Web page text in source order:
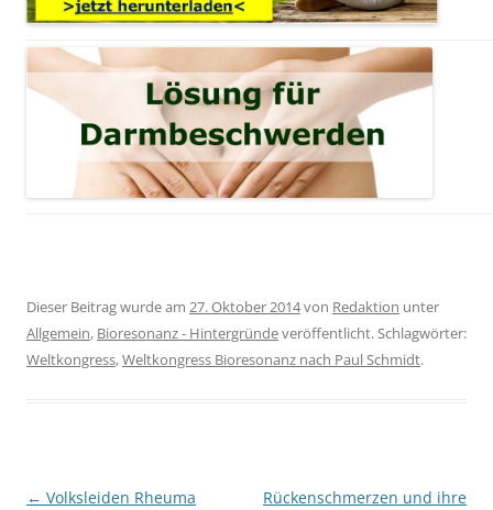
Dieser Beitrag wurde am 27. Oktober 2014von Redaktion unter
Allgemein, Bioresonanz - Hintergründeveröffentlicht. Schlagwörter:
Weltkongress,Weltkongress Bioresonanz nach Paul Schmidt.
Beitragsnavigation
← Volksleiden Rheuma
Rückenschmerzen und ihre